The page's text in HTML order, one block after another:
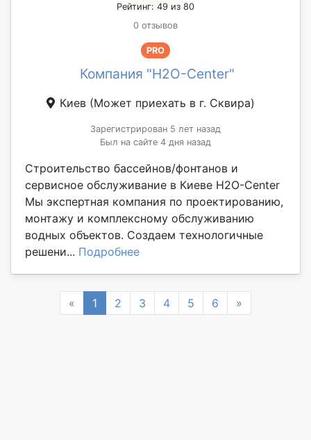
Рейтинг: 49 из 80
0 отзывов
PRO
Компания "H2O-Center"
Киев (Может приехать в г. Сквирa)
Зарегистрирован 5 лет назад
Был на сайте 4 дня назад
Строительство бассейнов/фонтанов и
сервисное обслуживание в Киеве H2O-Center
Мы экспертная компания по проектированию,
монтажу и комплексному обслуживанию
водных объектов. Создаем технологичные
решени... Подробнее
« Previous
1 2 3 4 5 6 »